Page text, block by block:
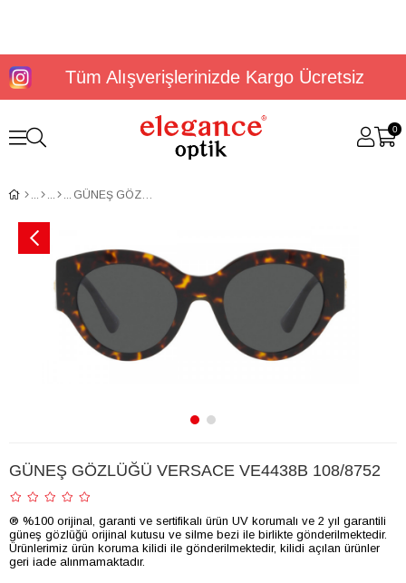
Tüm Alışverişlerinizde Kargo Ücretsiz
0
GÜNEŞ GÖZLÜĞÜ VERSACE VE4438B 108/8752
GÜNEŞ GÖZLÜĞÜ VERSACE VE4438B 108/8752
® %100 orijinal, garanti ve sertifikalı ürün UV korumalı ve 2 yıl garantili
güneş gözlüğü orijinal kutusu ve silme bezi ile birlikte gönderilmektedir.
Ürünlerimiz ürün koruma kilidi ile gönderilmektedir, kilidi açılan ürünler
geri iade alınmamaktadır.